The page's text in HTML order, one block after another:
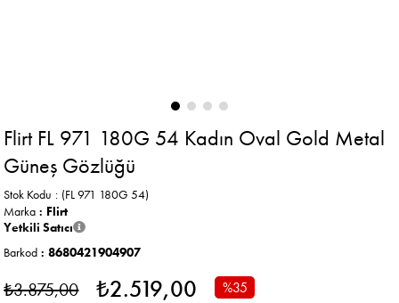
Flirt FL 971 180G 54 Kadın Oval Gold Metal
Güneş Gözlüğü
(FL 971 180G 54)
Stok Kodu
Marka : Flirt
Yetkili Satıcı
Barkod : 8680421904907
₺3.875,00 ₺2.519,00 %35